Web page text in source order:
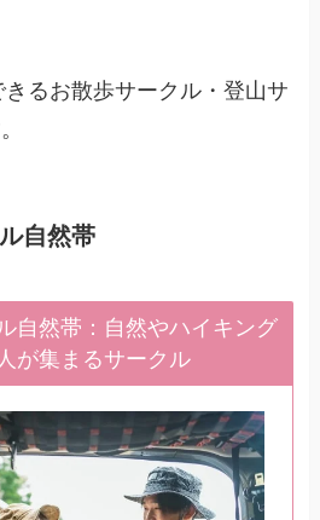
るお散歩サークル・登山サ
自然帯
自然帯：自然やハイキング
が集まるサークル